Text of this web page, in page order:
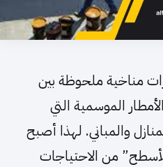
مناخية ملحوظة بين
الموسمية التي
والمباني. لهذا أصبح
من الاحتياجات